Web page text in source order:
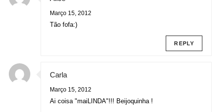
Março 15, 2012
Tão fofa:)
REPLY
Carla
Março 15, 2012
Ai coisa "maiLINDA"!!! Beijoquinha !